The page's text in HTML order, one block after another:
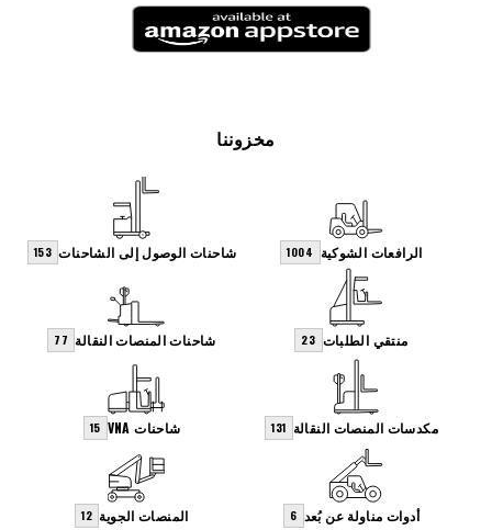
مخزوننا
الرافعات الشوكية 1004 شاحنات الوصول إلى الشاحنات 153
منتقي الطلبات 23 شاحنات المنصات النقالة 77
مكدسات المنصات النقالة 131 شاحنات VNA 15
أدوات مناولة عن بُعد 6 المنصات الجوية 12